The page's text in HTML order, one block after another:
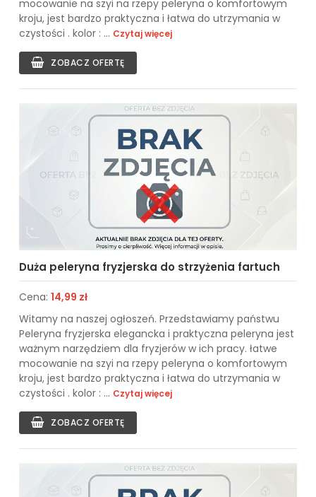
mocowanie na szyi na rzepy peleryna o komfortowym
kroju, jest bardzo praktyczna i łatwa do utrzymania w
czystości . kolor : ... Czytaj więcej
ZOBACZ OFERTĘ
Duża peleryna fryzjerska do strzyżenia fartuch
Cena: 14,99 zł
Witamy na naszej ogłoszeń. Przedstawiamy państwu
Peleryna fryzjerska elegancka i praktyczna peleryna jest
ważnym narzędziem dla fryzjerów w ich pracy. łatwe
mocowanie na szyi na rzepy peleryna o komfortowym
kroju, jest bardzo praktyczna i łatwa do utrzymania w
czystości . kolor : ... Czytaj więcej
ZOBACZ OFERTĘ